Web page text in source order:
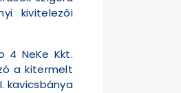
kivitelezői
4 NeKe Kkt.
a kitermelt
kavicsbánya